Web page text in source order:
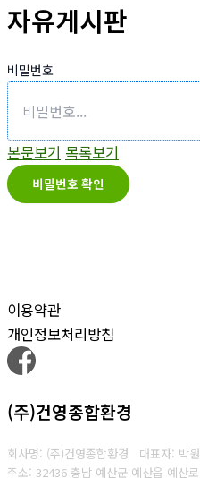
자유게시판
비밀번호
본문보기 목록보기
비밀번호 확인
이용약관
개인정보처리방침
(주)건영종합환경
회사명: (주)건영종합환경 대표자: 박
주소: 32436 충남 예산군 예산읍 예산